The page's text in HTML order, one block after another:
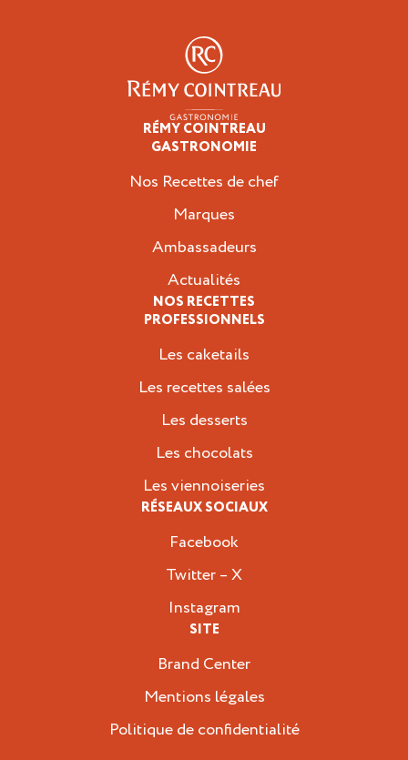
RÉMY COINTREAU
GASTRONOMIE
Nos Recettes de chef
Marques
Ambassadeurs
Actualités
NOS RECETTES
PROFESSIONNELS
Les caketails
Les recettes salées
Les desserts
Les chocolats
Les viennoiseries
RÉSEAUX SOCIAUX
Facebook
Twitter – X
Instagram
SITE
Brand Center
Mentions légales
Politique de confidentialité